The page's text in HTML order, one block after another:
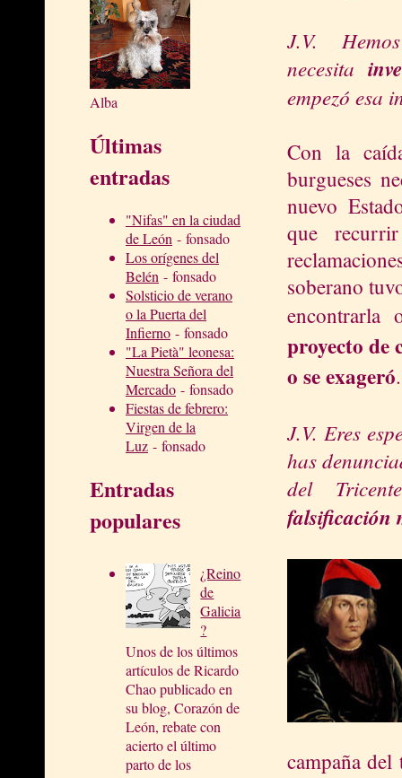
Alba
Últimas
entradas
"Nifas" en la ciudad
de León - fonsado
Los orígenes del
Belén - fonsado
Solsticio de verano
o la Puerta del
Infierno - fonsado
"La Pietà" leonesa:
Nuestra Señora del
Mercado - fonsado
Fiestas de febrero:
Virgen de la
Luz - fonsado
Entradas
populares
¿Reino
de
Galicia
?
Unos de los últimos
artículos de Ricardo
Chao publicado en
su blog, Corazón de
León, rebate con
acierto el último
parto de los
J.V.
necesita
empezó esa
Con la
burgueses
nuevo
que
soberano
proyecto de
o se exageró.
J.V. Eres
has
del
falsificación
campaña del